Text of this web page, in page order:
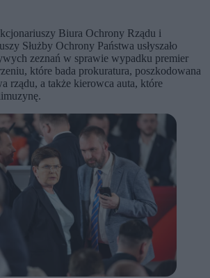
Biura Ochrony Rządu i
Służby Ochrony Państwa usłyszało
zeznań w sprawie wypadku premier
które bada prokuratura, poszkodowana
rządu, a także kierowca auta, które